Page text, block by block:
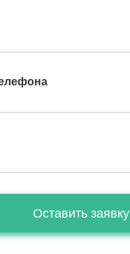
Оставить заявку